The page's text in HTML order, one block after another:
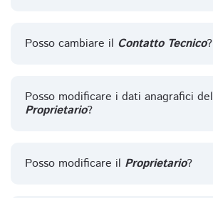
Posso cambiare il Contatto Tecnico?
Posso modificare i dati anagrafici del
Proprietario?
Posso modificare il Proprietario?